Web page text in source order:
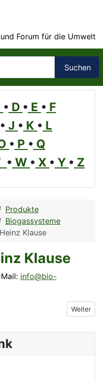
Forum für die Umwelt
Suchen
• D • E • F
• J • K • L
• P • Q
• W • X • Y • Z
Produkte
Biogassysteme
Klause
Klause
info@bio-
Nächster
Weiter